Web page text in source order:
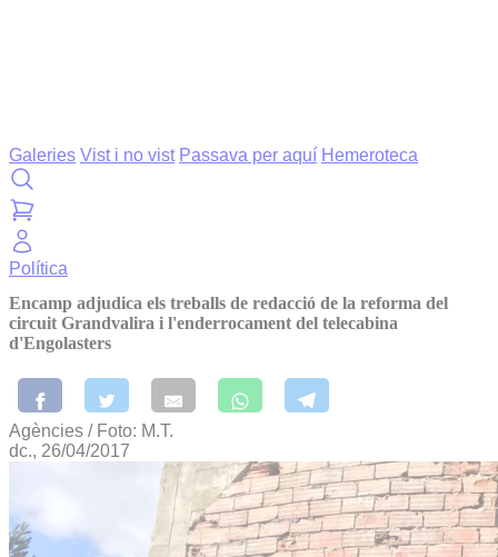
Galeries Vist i no vist Passava per aquí Hemeroteca
Política
Encamp adjudica els treballs de redacció de la reforma del
circuit Grandvalira i l'enderrocament del telecabina
d'Engolasters
Agències / Foto: M.T.
dc., 26/04/2017